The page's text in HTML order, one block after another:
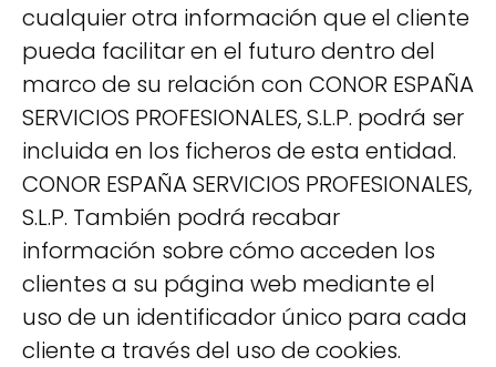
cualquier otra información que el cliente
pueda facilitar en el futuro dentro del
marco de su relación con CONOR ESPAÑA
SERVICIOS PROFESIONALES, S.L.P. podrá ser
incluida en los ficheros de esta entidad.
CONOR ESPAÑA SERVICIOS PROFESIONALES,
S.L.P. También podrá recabar
información sobre cómo acceden los
clientes a su página web mediante el
uso de un identificador único para cada
cliente a través del uso de cookies.